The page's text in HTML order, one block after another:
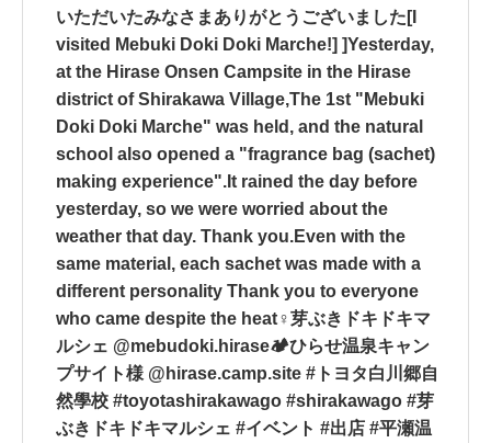
いただいたみなさまありがとうございました[I
visited Mebuki Doki Doki Marche!] ]Yesterday,
at the Hirase Onsen Campsite in the Hirase
district of Shirakawa Village,The 1st "Mebuki
Doki Doki Marche" was held, and the natural
school also opened a "fragrance bag (sachet)
making experience".It rained the day before
yesterday, so we were worried about the
weather that day. Thank you.Even with the
same material, each sachet was made with a
different personality Thank you to everyone
who came despite the heat‍♀️芽ぶきドキドキマ
ルシェ @mebudoki.hirase🏕ひらせ温泉キャン
プサイト様 @hirase.camp.site #トヨタ白川郷自
然學校 #toyotashirakawago #shirakawago #芽
ぶきドキドキマルシェ #イベント #出店 #平瀬温